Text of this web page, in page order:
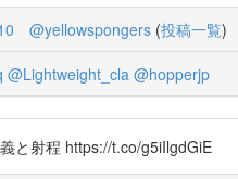
@yellowspongers (投稿一覧)
@Lightweight_cla @hopperjp
と射程 https://t.co/g5iIlgdGiE